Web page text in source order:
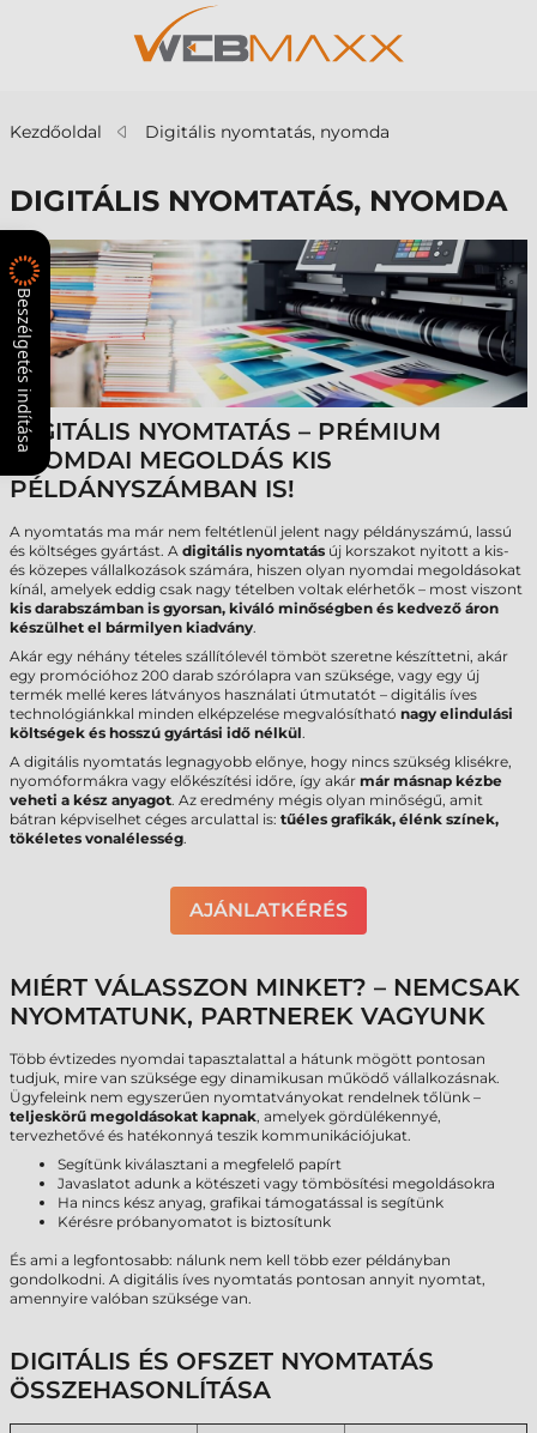
Kezdőoldal Digitális nyomtatás, nyomda
DIGITÁLIS NYOMTATÁS, NYOMDA
DIGITÁLIS NYOMTATÁS – PRÉMIUM
NYOMDAI MEGOLDÁS KIS
PÉLDÁNYSZÁMBAN IS!
A nyomtatás ma már nem feltétlenül jelent nagy példányszámú, lassú
és költséges gyártást. A digitális nyomtatás új korszakot nyitott a kis-
és közepes vállalkozások számára, hiszen olyan nyomdai megoldásokat
kínál, amelyek eddig csak nagy tételben voltak elérhetők – most viszont
kis darabszámban is gyorsan, kiváló minőségben és kedvező áron
készülhet el bármilyen kiadvány.
Akár egy néhány tételes szállítólevél tömböt szeretne készíttetni, akár
egy promócióhoz 200 darab szórólapra van szüksége, vagy egy új
termék mellé keres látványos használati útmutatót – digitális íves
technológiánkkal minden elképzelése megvalósítható nagy elindulási
költségek és hosszú gyártási idő nélkül.
A digitális nyomtatás legnagyobb előnye, hogy nincs szükség klisékre,
nyomóformákra vagy előkészítési időre, így akár már másnap kézbe
veheti a kész anyagot. Az eredmény mégis olyan minőségű, amit
bátran képviselhet céges arculattal is: tűéles grafikák, élénk színek,
tökéletes vonalélesség.
AJÁNLATKÉRÉS
MIÉRT VÁLASSZON MINKET? – NEMCSAK
NYOMTATUNK, PARTNEREK VAGYUNK
Több évtizedes nyomdai tapasztalattal a hátunk mögött pontosan
tudjuk, mire van szüksége egy dinamikusan működő vállalkozásnak.
Ügyfeleink nem egyszerűen nyomtatványokat rendelnek tőlünk –
teljeskörű megoldásokat kapnak, amelyek gördülékennyé,
tervezhetővé és hatékonnyá teszik kommunikációjukat.
Segítünk kiválasztani a megfelelő papírt
Javaslatot adunk a kötészeti vagy tömbösítési megoldásokra
Ha nincs kész anyag, grafikai támogatással is segítünk
Kérésre próbanyomatot is biztosítunk
És ami a legfontosabb: nálunk nem kell több ezer példányban
gondolkodni. A digitális íves nyomtatás pontosan annyit nyomtat,
amennyire valóban szüksége van.
DIGITÁLIS ÉS OFSZET NYOMTATÁS
ÖSSZEHASONLÍTÁSA
Beszélgetés indítása